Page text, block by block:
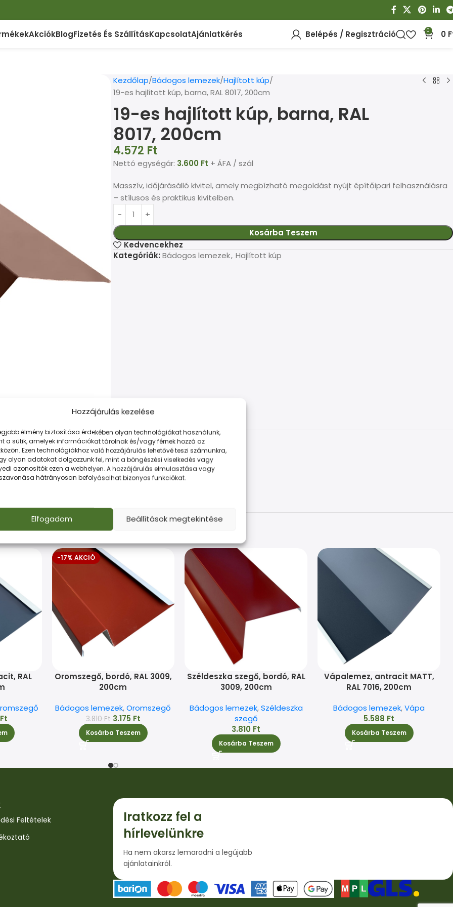
Hozzájárulás kezelése
élmény biztosítása érdekében olyan technológiákat használunk,
a sütik, amelyek információkat tárolnak és/vagy férnek hozzá az
Ezen technológiákhoz való hozzájárulás lehetővé teszi számunkra,
olyan adatokat dolgozzunk fel, mint a böngészési viselkedés vagy
azonosítók ezen a webhelyen. A hozzájárulás elmulasztása vagy
hátrányosan befolyásolhat bizonyos funkciókat.
Elfogadom Beállítások megtekintése
AkciókBlogFizetés És SzállításKapcsolatAjánlatkérés Belépés / Regisztráció 0 0
Kezdőlap Bádogos lemezek Hajlított kúp
19-es hajlított kúp, barna, RAL 8017, 200cm
19-es hajlított kúp, barna, RAL
8017, 200cm
4.572 Ft
Nettó egységár: 3.600 Ft + ÁFA / szál
Masszív, időjárásálló kivitel, amely megbízható megoldást nyújt építőipari felhasználásra
– stílusos és praktikus kivitelben.
Kosárba Teszem
Kedvencekhez
Kategóriák: Bádogos lemezek, Hajlított kúp
LEÍRÁSTOVÁBBI INFORMÁCIÓKFIZETÉS ÉS SZÁLLÍTÁS
megoldás minden munkához.
RAL
Ft
-17% AKCIÓ
Oromszegő, bordó, RAL 3009,
200cm
Bádogos lemezek,Oromszegő
3.810Ft 3.175 Ft
Kosárba Teszem
Széldeszka szegő, bordó, RAL
3009, 200cm
Bádogos lemezek,Széldeszka
szegő
3.810 Ft
Kosárba Teszem
Vápalemez, antracit MATT,
RAL 7016, 200cm
Bádogos lemezek,Vápa
5.588 Ft
Kosárba Teszem
Feltételek
Iratkozz fel a
hírlevelünkre
Ha nem akarsz lemaradni a legújabb
ajánlatainkról.